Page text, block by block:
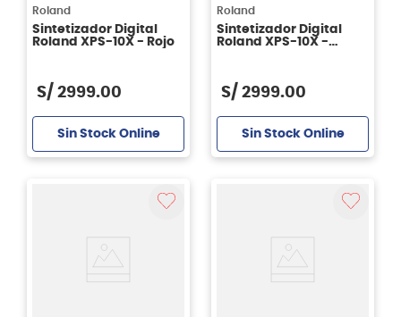
Roland
Sintetizador Digital
Roland XPS-10X - Rojo
S/ 2999.00
Sin Stock Online
Roland
Sintetizador Digital
Roland XPS-10X -
S/ 2999.00
Sin Stock Online